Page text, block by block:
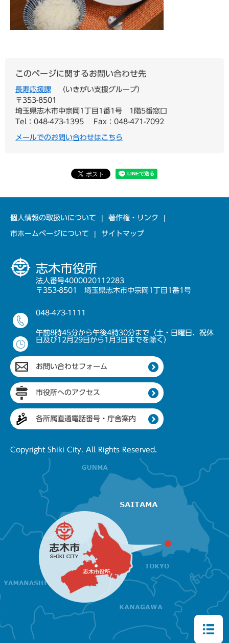
このページに関するお問い合わせ先
長寿応援課
いきがい支援グループ
〒353-8501
埼玉県志木市中宗岡1丁目1番1号 1階5番窓口
Tel：048-473-1395
Fax：048-471-7092
メールでのお問い合わせはこちら
個人情報の取扱いについて 著作権・リンク
市ホームページについて サイトマップ
志木市役所
法人番号4000020112283
〒353-8501 埼玉県志木市中宗岡1丁目1番1号
048-473-1111
午前8時45分から午後4時30分まで（土・日曜日、祝休
日及び12月29日から1月3日までを除く）
お問い合わせフォーム
市役所へのアクセス
各所属直通電話番号・庁舎案内
Copyright Shiki City. All Rights Reserved.